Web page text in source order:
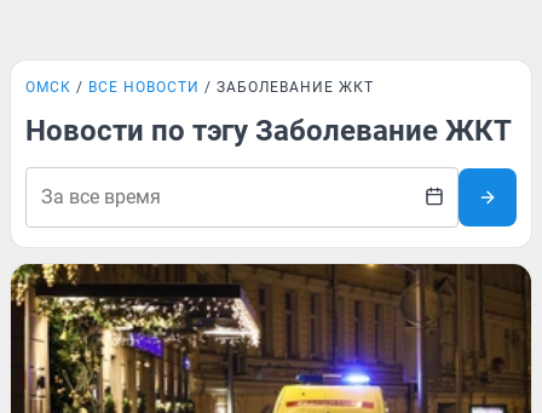
ОМСК ВСЕ НОВОСТИ ЗАБОЛЕВАНИЕ ЖКТ
Новости по тэгу Заболевание ЖКТ